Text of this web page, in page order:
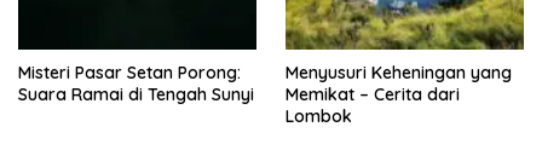
Misteri Pasar Setan Porong:
Suara Ramai di Tengah Sunyi
Menyusuri Keheningan yang
Memikat – Cerita dari
Lombok